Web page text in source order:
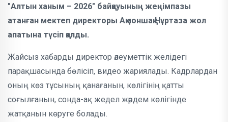
"Алтын ханым – 2026" байқауының жеңімпазы
атанған мектеп директоры Ақмоншақ Нұртаза жол
апатына түсіп қалды.
Жайсыз хабарды директор әлеуметтік желідегі
парақшасында бөлісіп, видео жариялады. Кадрлардан
оның көз тұсының қанағанын, көлігінің қатты
соғылғанын, сонда-ақ жедел жәрдем көлігінде
жатқанын көруге болады.